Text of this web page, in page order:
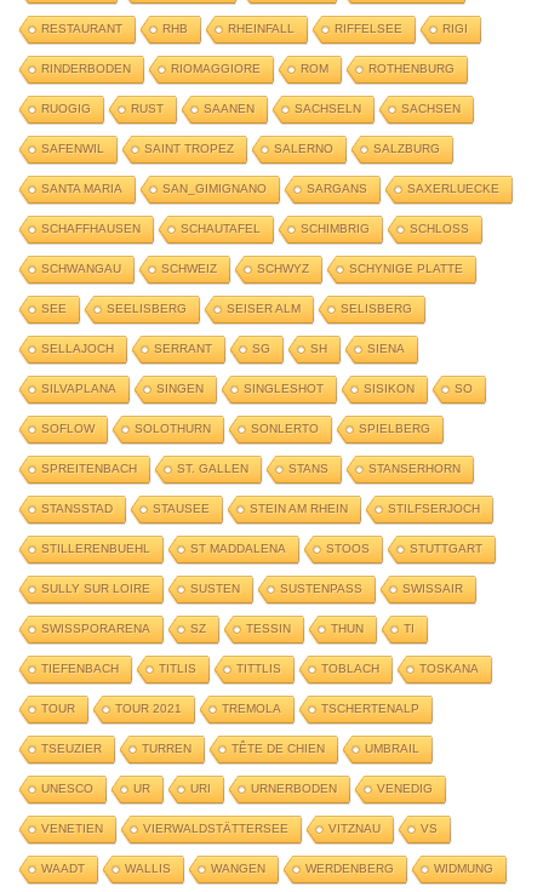
RESTAURANT RHB RHEINFALL RIFFELSEE RIGI
RINDERBODEN RIOMAGGIORE ROM ROTHENBURG
RUOGIG RUST SAANEN SACHSELN SACHSEN
SAFENWIL SAINT TROPEZ SALERNO SALZBURG
SANTA MARIA SAN_GIMIGNANO SARGANS SAXERLUECKE
SCHAFFHAUSEN SCHAUTAFEL SCHIMBRIG SCHLOSS
SCHWANGAU SCHWEIZ SCHWYZ SCHYNIGE PLATTE
SEE SEELISBERG SEISER ALM SELISBERG
SELLAJOCH SERRANT SG SH SIENA
SILVAPLANA SINGEN SINGLESHOT SISIKON SO
SOFLOW SOLOTHURN SONLERTO SPIELBERG
SPREITENBACH ST. GALLEN STANS STANSERHORN
STANSSTAD STAUSEE STEIN AM RHEIN STILFSERJOCH
STILLERENBUEHL ST MADDALENA STOOS STUTTGART
SULLY SUR LOIRE SUSTEN SUSTENPASS SWISSAIR
SWISSPORARENA SZ TESSIN THUN TI
TIEFENBACH TITLIS TITTLIS TOBLACH TOSKANA
TOUR TOUR 2021 TREMOLA TSCHERTENALP
TSEUZIER TURREN TÊTE DE CHIEN UMBRAIL
UNESCO UR URI URNERBODEN VENEDIG
VENETIEN VIERWALDSTÄTTERSEE VITZNAU VS
WAADT WALLIS WANGEN WERDENBERG WIDMUNG